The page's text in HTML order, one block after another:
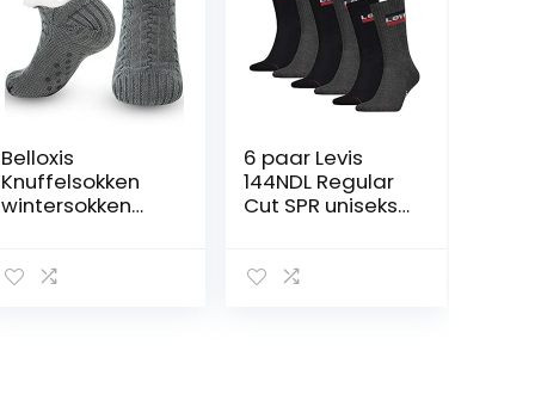
Belloxis
Knuffelsokken
wintersokken
dikke huissokken,
6 paar Levis
144NDL Regular
Cut SPR uniseks